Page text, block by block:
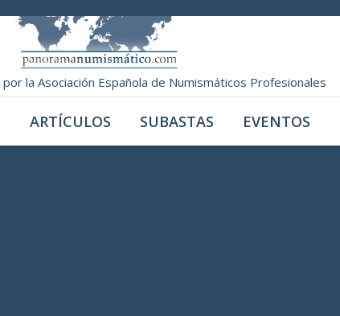
la Asociación Española de Numismáticos Profesionales
ARTÍCULOS SUBASTAS EVENTOS